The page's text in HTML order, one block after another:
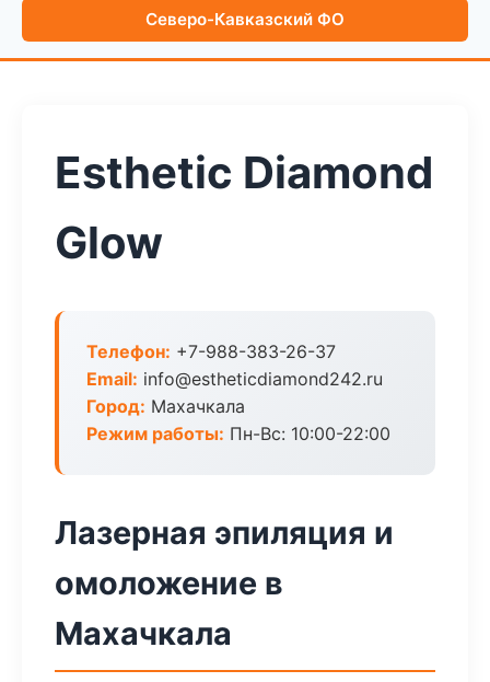
Северо-Кавказский ФО
Esthetic Diamond
Glow
Телефон: +7-988-383-26-37
Email: info@estheticdiamond242.ru
Город: Махачкала
Режим работы: Пн-Вс: 10:00-22:00
Лазерная эпиляция и
омоложение в
Махачкала